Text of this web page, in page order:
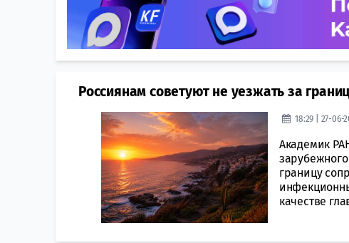
Россиянам советуют не уезжать за
18:29 | 27-06-
Академик
границу
качестве